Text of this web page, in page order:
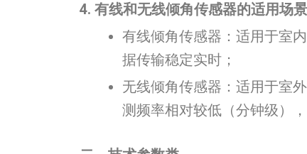
4. 有线和无线倾角传感器的适用场
有线倾角传感器：适用于室
据传输稳定实时；
无线倾角传感器：适用于室
测频率相对较低（分钟级），